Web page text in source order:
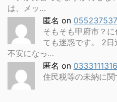
は、メッ…
匿名 on
そもそも甲府市？
ても迷惑です。 2
不安になっ…
匿名 on
住民税等の未納に関